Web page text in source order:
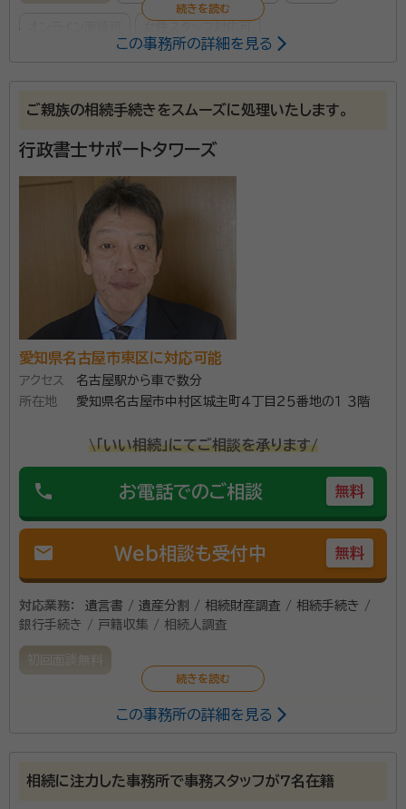
に対応します。具体的には高齢者のための施設入居の保
受、緊急連絡先などへの対応、お亡くなりになった場合
の葬儀の手配、永代供養等への対応等です。 顧問契約・
死後事務委任契約・遺言書・家族信託契約書・任意後見
契約書などの対応をいたします。
東京都行政書士会、相続鑑定協会
この事務所の詳細を見る
ご親族の相続手続きをスムーズに処理いたします。
行政書士サポートタワーズ
愛知県名古屋市東区に対応可能
アクセス
名古屋駅から車で数分
所在地
愛知県名古屋市中村区城主町４丁目２５番地の１ ３階
\「いい相続」にてご相談を承ります/
phone お電話でのご相談 無料
mail Web相談も受付中 無料
対応業務：
遺言書 / 遺産分割 / 相続財産調査 / 相続手続き /
銀行手続き / 戸籍収集 / 相続人調査
初回面談無料
行政書士サポートタワーズは、生前対策・遺言書作成の
この事務所の詳細を見る
相続に注力した事務所で事務スタッフが7名在籍